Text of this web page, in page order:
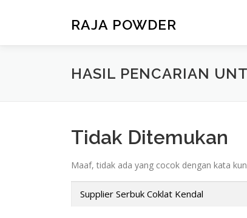
RAJA POWDER
HASIL PENCARIAN
Tidak Ditemukan
Maaf, tidak ada yang cocok dengan kata